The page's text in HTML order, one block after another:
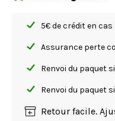
5€ de crédit en
Assurance perte
Renvoi du paquet
Renvoi du paquet
Retour facile.